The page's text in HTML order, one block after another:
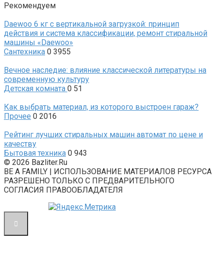
Рекомендуем
Daewoo 6 кг с вертикальной загрузкой: принцип
действия и система классификации, ремонт стиральной
машины «Daewoo»
Сантехника 0 3955
Вечное наследие: влияние классической литературы на
современную культуру
Детская комната 0 51
Как выбрать материал, из которого выстроен гараж?
Прочее 0 2016
Рейтинг лучших стиральных машин автомат по цене и
качеству
Бытовая техника 0 943
© 2026 Bazliter.Ru
BE A FAMILY | ИСПОЛЬЗОВАНИЕ МАТЕРИАЛОВ РЕСУРСА
РАЗРЕШЕНО ТОЛЬКО С ПРЕДВАРИТЕЛЬНОГО
СОГЛАСИЯ ПРАВООБЛАДАТЕЛЯ